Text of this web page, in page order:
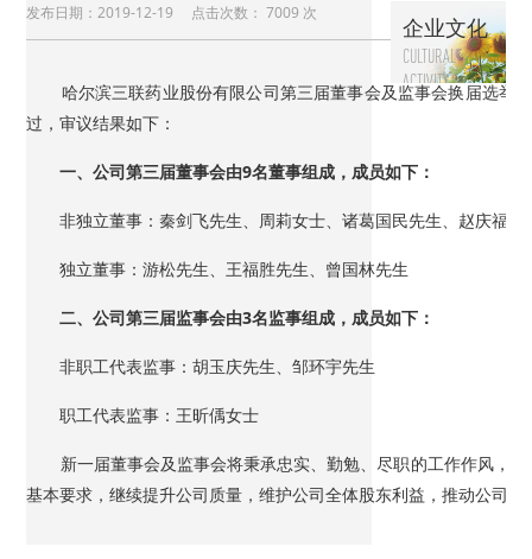
发布日期：2019-12-19 点击次数：7009 次
哈尔滨三联药业股份有限公司第三届董事会及监事会换届选举
过，审议结果如下：
一、公司第三届董事会由9名董事组成，成员如下：
非独立董事：秦剑飞先生、周莉女士、诸葛国民先生、赵庆福先
独立董事：游松先生、王福胜先生、曾国林先生
二、公司第三届监事会由3名监事组成，成员如下：
非职工代表监事：胡玉庆先生、邹环宇先生
职工代表监事：王昕偊女士
新一届董事会及监事会将秉承忠实、勤勉、尽职的工作作风，按
基本要求，继续提升公司质量，维护公司全体股东利益，推动公司快
企业文化
CULTURAL
ACTIVITY